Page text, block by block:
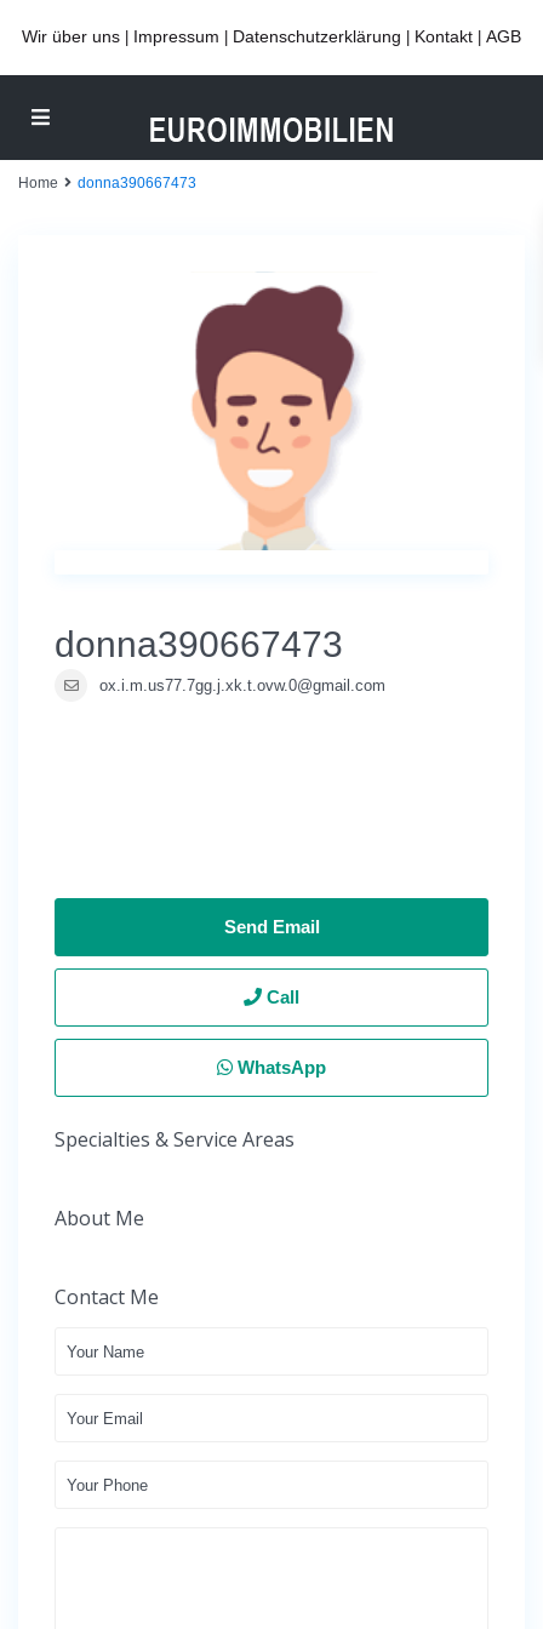
Wir über uns Impressum Datenschutzerklärung Kontakt AGB
Home donna390667473
donna390667473
ox.i.m.us77.7gg.j.xk.t.ovw.0@gmail.com
Send Email
Call
WhatsApp
Specialties & Service Areas
About Me
Contact Me